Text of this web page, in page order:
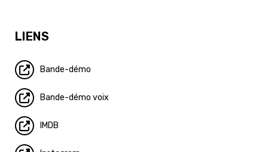
LIENS
Bande-démo
Bande-démo voix
IMDB